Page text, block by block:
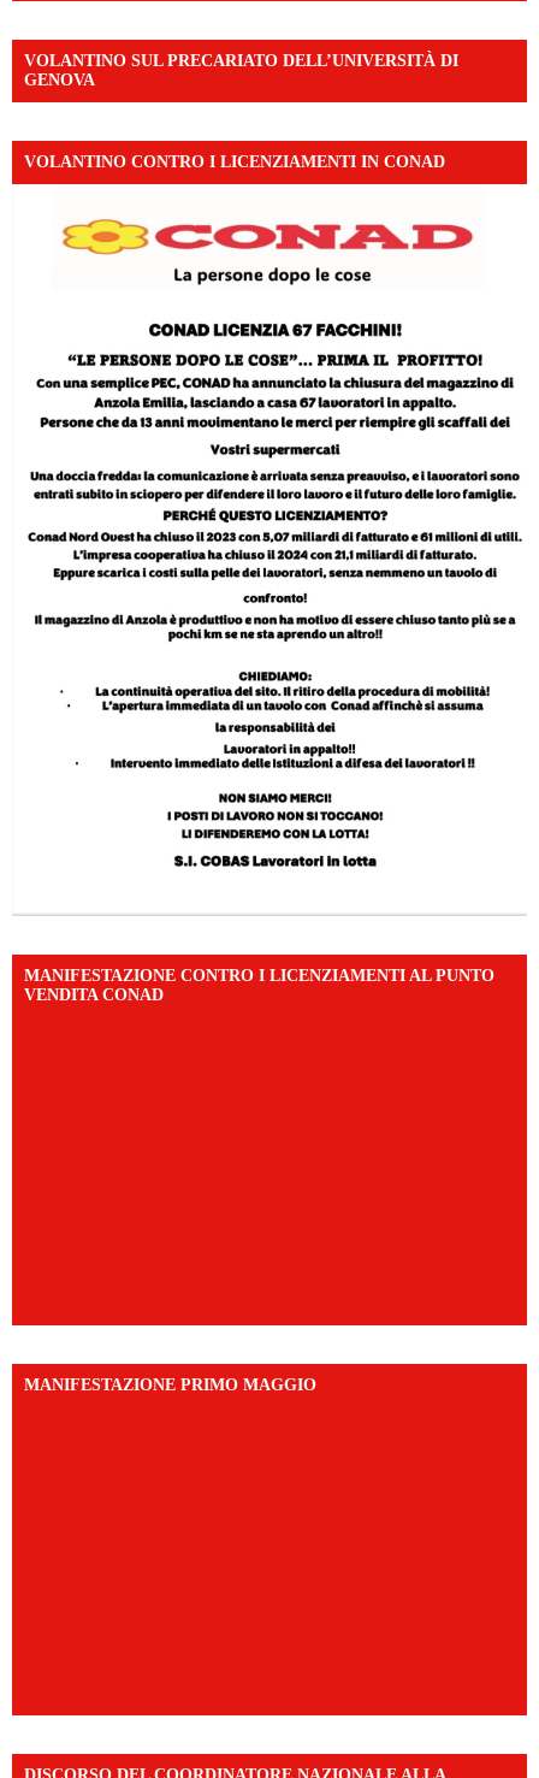
VOLANTINO SUL PRECARIATO DELL’UNIVERSITÀ DI
GENOVA
VOLANTINO CONTRO I LICENZIAMENTI IN CONAD
MANIFESTAZIONE CONTRO I LICENZIAMENTI AL PUNTO
VENDITA CONAD
MANIFESTAZIONE PRIMO MAGGIO